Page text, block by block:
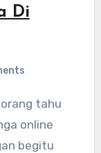
Di
online
begitu